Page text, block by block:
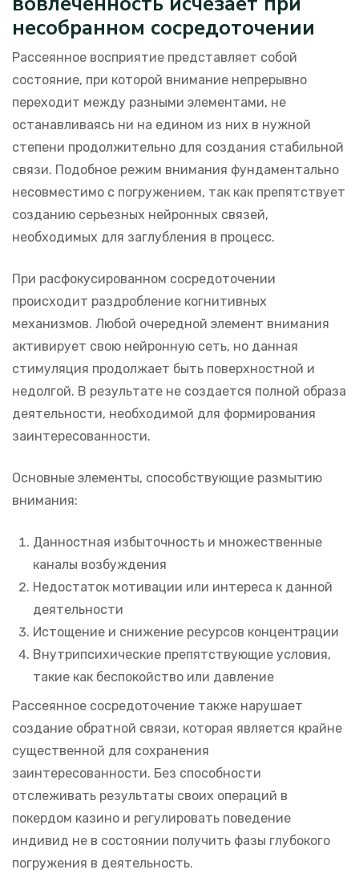
несобранном сосредоточении
Рассеянное восприятие представляет собой
состояние, при которой внимание непрерывно
переходит между разными элементами, не
останавливаясь ни на едином из них в нужной
степени продолжительно для создания стабильной
связи. Подобное режим внимания фундаментально
несовместимо с погружением, так как препятствует
созданию серьезных нейронных связей,
необходимых для заглубления в процесс.
При расфокусированном сосредоточении
происходит раздробление когнитивных
механизмов. Любой очередной элемент внимания
активирует свою нейронную сеть, но данная
стимуляция продолжает быть поверхностной и
недолгой. В результате не создается полной образа
деятельности, необходимой для формирования
заинтересованности.
Основные элементы, способствующие размытию
внимания:
Данностная избыточность и множественные
каналы возбуждения
Недостаток мотивации или интереса к данной
деятельности
Истощение и снижение ресурсов концентрации
Внутрипсихические препятствующие условия,
такие как беспокойство или давление
Рассеянное сосредоточение также нарушает
создание обратной связи, которая является крайне
существенной для сохранения
заинтересованности. Без способности
отслеживать результаты своих операций в
покердом казино и регулировать поведение
индивид не в состоянии получить фазы глубокого
погружения в деятельность.